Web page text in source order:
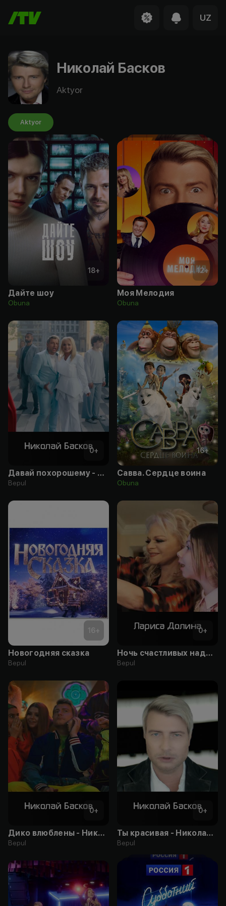
UZ
Николай Басков
Aktyor
Aktyor
18+
Дайте шоу
Obuna
12+
Моя Мелодия
Obuna
0+
Давай похорошему - Николай Басков, Лариса Долина
Bepul
16+
Савва. Сердце воина
Obuna
16+
Новогодняя сказка
Bepul
0+
Ночь счастливых надежд - Лариса Долина, Николай Басков, Дима Билан, Юлианна Караулова
Bepul
0+
Дико влюблены - Николай Басков, Даня Милохин
Bepul
0+
Ты красивая - Николай Басков
Bepul